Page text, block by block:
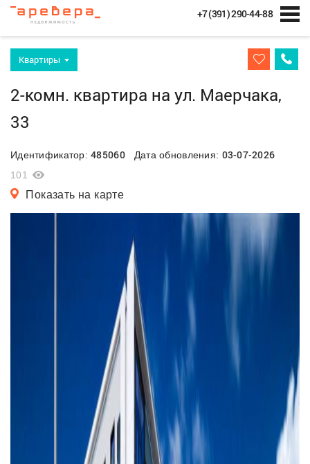
+7 (391) 290-44-88
Квартиры
2-комн. квартира на ул. Маерчака,
33
Идентификатор:485060Дата обновления: 03-07-2026
101
Показать на карте